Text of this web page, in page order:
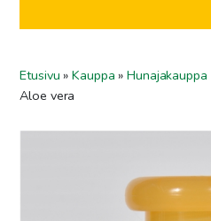
Jälleenmyyjät
Etusivu »Kauppa »Hunajakauppa
Aloe vera